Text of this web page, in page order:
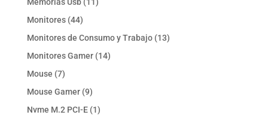
Monitores 4444
productos
Monitores de Consumo y Trabajo 1313
Monitores Gamer 1414
Mouse 77
productos
Mouse Gamer 99
productos
Nvme M.2 PCI-E 11